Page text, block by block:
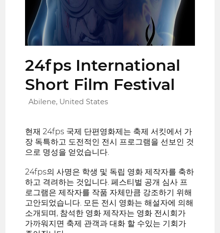
24fps International
Short Film Festival
Abilene, United States
현재 24fps 국제 단편영화제는 축제 서킷에서 가
장 독특하고 도전적인 전시 프로그램을 선보인 것
으로 명성을 얻었습니다.
24fps의 사명은 학생 및 독립 영화 제작자를 축하
하고 격려하는 것입니다. 페스티벌 공개 심사 프
로그램은 제작자를 작품 자체만큼 강조하기 위해
고안되었습니다. 모든 전시 영화는 해설자에 의해
소개되며, 참석한 영화 제작자는 영화 전시회가
가까워지면 축제 관객과 대화 할 수있는 기회가